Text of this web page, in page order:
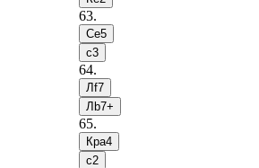
63.
Сe5
c3
64.
Лf7
Лb7+
65.
Крa4
c2